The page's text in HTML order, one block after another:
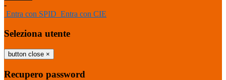
-
Entra con SPID Entra con CIE
Seleziona utente
button close ×
Recupero password